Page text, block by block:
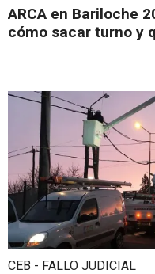
ARCA en Bariloche
cómo sacar turno y
CEB - FALLO JUDICIAL